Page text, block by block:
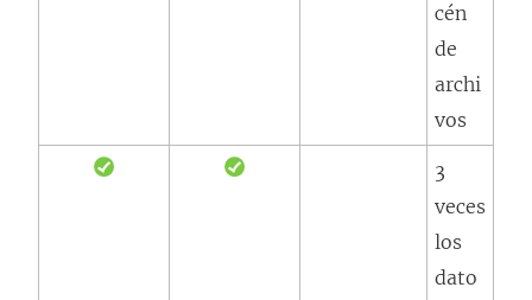
cén
de
archi
vos
3
veces
los
dato